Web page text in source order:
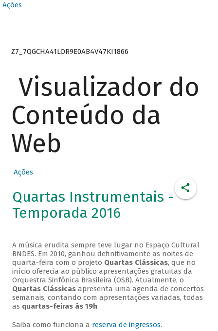
Ações
Z7_7QGCHA41LOR9E0AB4V47KI1866
Visualizador do
Conteúdo da
Web
Ações
Quartas Instrumentais -
Temporada 2016
A música erudita sempre teve lugar no Espaço Cultural
BNDES. Em 2010, ganhou definitivamente as noites de
quarta-feira com o projeto Quartas Clássicas, que no
início oferecia ao público apresentações gratuitas da
Orquestra Sinfônica Brasileira (OSB). Atualmente, o
Quartas Clássicasapresenta uma agenda de concertos
semanais, contando com apresentações variadas, todas
as quartas-feiras às 19h.
Saiba como funciona a reserva de ingressos.